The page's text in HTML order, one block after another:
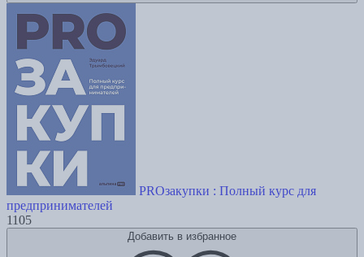
PROзакупки : Полный курс для
предпринимателей
1105
Добавить в избранное